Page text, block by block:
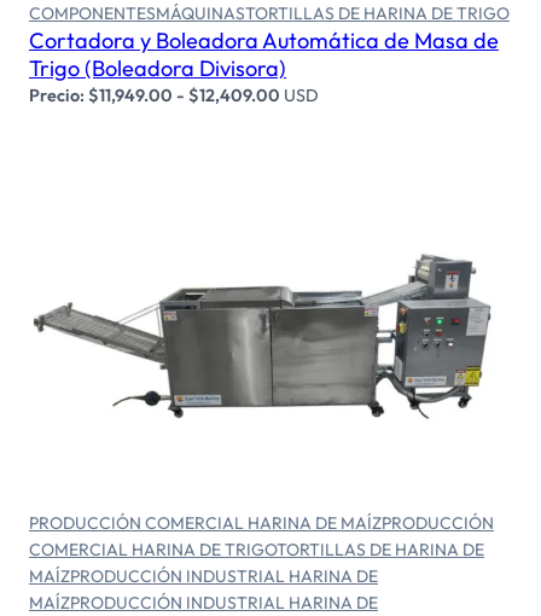
COMPONENTESMÁQUINASTORTILLAS DE HARINA DE TRIGO
Cortadora y Boleadora Automática de Masa de
Trigo (Boleadora Divisora)
Precio:$11,949.00 - $12,409.00 USD
PRODUCCIÓN COMERCIAL HARINA DE MAÍZPRODUCCIÓN
COMERCIAL HARINA DE TRIGOTORTILLAS DE HARINA DE
MAÍZPRODUCCIÓN INDUSTRIAL HARINA DE
MAÍZPRODUCCIÓN INDUSTRIAL HARINA DE